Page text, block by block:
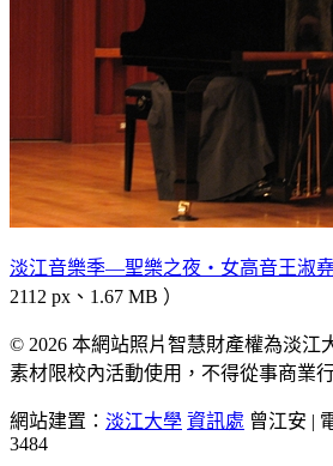
淡江音樂季—聖樂之夜‧女高音王淑
2112 px、1.67 MB ）
© 2026 本網站照片智慧財產權為淡江
素材限校內活動使用，不得從事商業
網站建置： 淡江大學 資訊處 曾江安 |
3484